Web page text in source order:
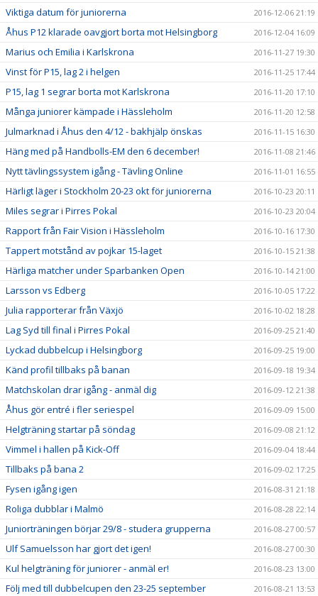
Viktiga datum för juniorerna 2016-12-06 21:19
Åhus P12 klarade oavgjort borta mot Helsingborg 2016-12-04 16:09
Marius och Emilia i Karlskrona 2016-11-27 19:30
Vinst för P15, lag 2 i helgen 2016-11-25 17:44
P15, lag 1 segrar borta mot Karlskrona 2016-11-20 17:10
Många juniorer kämpade i Hässleholm 2016-11-20 12:58
Julmarknad i Åhus den 4/12 - bakhjälp önskas 2016-11-15 16:30
Häng med på Handbolls-EM den 6 december! 2016-11-08 21:46
Nytt tävlingssystem igång - Tävling Online 2016-11-01 16:55
Härligt läger i Stockholm 20-23 okt för juniorerna 2016-10-23 20:11
Miles segrar i Pirres Pokal 2016-10-23 20:04
Rapport från Fair Vision i Hässleholm 2016-10-16 17:30
Tappert motstånd av pojkar 15-laget 2016-10-15 21:38
Härliga matcher under Sparbanken Open 2016-10-14 21:00
Larsson vs Edberg 2016-10-05 17:22
Julia rapporterar från Växjö 2016-10-02 18:28
Lag Syd till final i Pirres Pokal 2016-09-25 21:40
Lyckad dubbelcup i Helsingborg 2016-09-25 19:00
Känd profil tillbaks på banan 2016-09-18 19:34
Matchskolan drar igång - anmäl dig 2016-09-12 21:38
Åhus gör entré i fler seriespel 2016-09-09 15:00
Helgträning startar på söndag 2016-09-08 21:12
Vimmel i hallen på Kick-Off 2016-09-04 18:44
Tillbaks på bana 2 2016-09-02 17:25
Fysen igång igen 2016-08-31 21:18
Roliga dubblar i Malmö 2016-08-28 22:14
Juniorträningen börjar 29/8 - studera grupperna 2016-08-27 00:57
Ulf Samuelsson har gjort det igen! 2016-08-27 00:30
Kul helgträning för juniorer - anmäl er! 2016-08-23 13:00
Följ med till dubbelcupen den 23-25 september 2016-08-21 13:53